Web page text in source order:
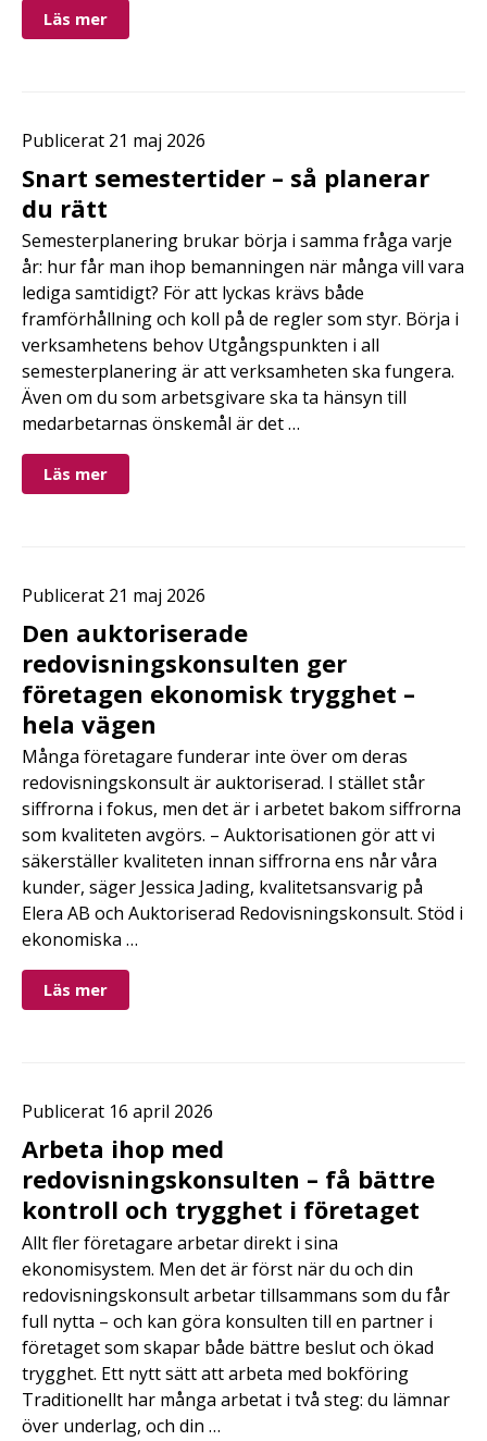
Läs mer
Publicerat 21 maj 2026
Snart semestertider – så planerar
du rätt
Semesterplanering brukar börja i samma fråga varje
år: hur får man ihop bemanningen när många vill vara
lediga samtidigt? För att lyckas krävs både
framförhållning och koll på de regler som styr. Börja i
verksamhetens behov Utgångspunkten i all
semesterplanering är att verksamheten ska fungera.
Även om du som arbetsgivare ska ta hänsyn till
medarbetarnas önskemål är det …
Läs mer
Publicerat 21 maj 2026
Den auktoriserade
redovisningskonsulten ger
företagen ekonomisk trygghet –
hela vägen
Många företagare funderar inte över om deras
redovisningskonsult är auktoriserad. I stället står
siffrorna i fokus, men det är i arbetet bakom siffrorna
som kvaliteten avgörs. – Auktorisationen gör att vi
säkerställer kvaliteten innan siffrorna ens når våra
kunder, säger Jessica Jading, kvalitetsansvarig på
Elera AB och Auktoriserad Redovisningskonsult. Stöd i
ekonomiska …
Läs mer
Publicerat 16 april 2026
Arbeta ihop med
redovisningskonsulten – få bättre
kontroll och trygghet i företaget
Allt fler företagare arbetar direkt i sina
ekonomisystem. Men det är först när du och din
redovisningskonsult arbetar tillsammans som du får
full nytta – och kan göra konsulten till en partner i
företaget som skapar både bättre beslut och ökad
trygghet. Ett nytt sätt att arbeta med bokföring
Traditionellt har många arbetat i två steg: du lämnar
över underlag, och din …